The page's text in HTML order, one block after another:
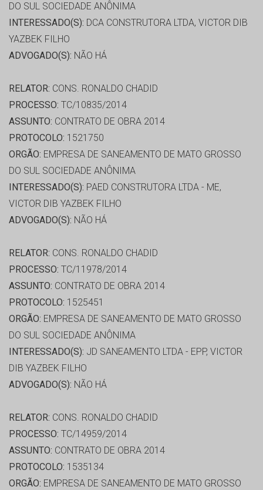
DO SUL SOCIEDADE ANÔNIMA
INTERESSADO(S): DCA CONSTRUTORA LTDA, VICTOR DIB
YAZBEK FILHO
ADVOGADO(S): NÃO HÁ
RELATOR: CONS. RONALDO CHADID
PROCESSO: TC/10835/2014
ASSUNTO: CONTRATO DE OBRA 2014
PROTOCOLO: 1521750
ORGÃO: EMPRESA DE SANEAMENTO DE MATO GROSSO
DO SUL SOCIEDADE ANÔNIMA
INTERESSADO(S): PAED CONSTRUTORA LTDA - ME,
VICTOR DIB YAZBEK FILHO
ADVOGADO(S): NÃO HÁ
RELATOR: CONS. RONALDO CHADID
PROCESSO: TC/11978/2014
ASSUNTO: CONTRATO DE OBRA 2014
PROTOCOLO: 1525451
ORGÃO: EMPRESA DE SANEAMENTO DE MATO GROSSO
DO SUL SOCIEDADE ANÔNIMA
INTERESSADO(S): JD SANEAMENTO LTDA - EPP, VICTOR
DIB YAZBEK FILHO
ADVOGADO(S): NÃO HÁ
RELATOR: CONS. RONALDO CHADID
PROCESSO: TC/14959/2014
ASSUNTO: CONTRATO DE OBRA 2014
PROTOCOLO: 1535134
ORGÃO: EMPRESA DE SANEAMENTO DE MATO GROSSO